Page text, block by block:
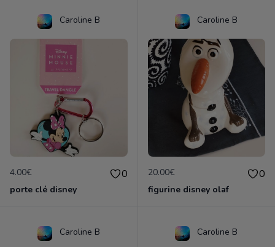
Caroline B
4.00€ 0
porte clé disney
Caroline B
20.00€ 0
figurine disney olaf
Caroline B Caroline B